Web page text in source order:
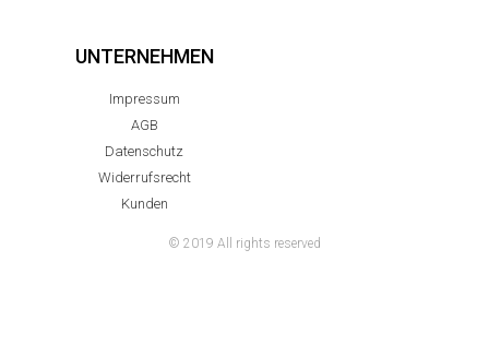
UNTERNEHMEN
Impressum
AGB
Datenschutz
Widerrufsrecht
Kunden
© 2019 All rights reserved